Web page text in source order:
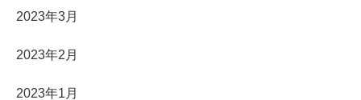
2023年3月
2023年2月
2023年1月